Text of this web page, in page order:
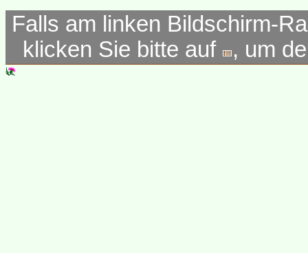
Falls am linken Bildschirm-
klicken Sie bitte auf
, um